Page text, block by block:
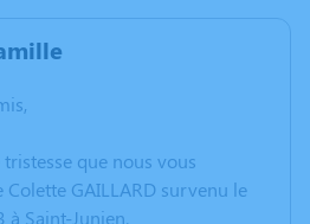
tristesse que nous vous
Colette GAILLARD survenu le
Saint-Junien.